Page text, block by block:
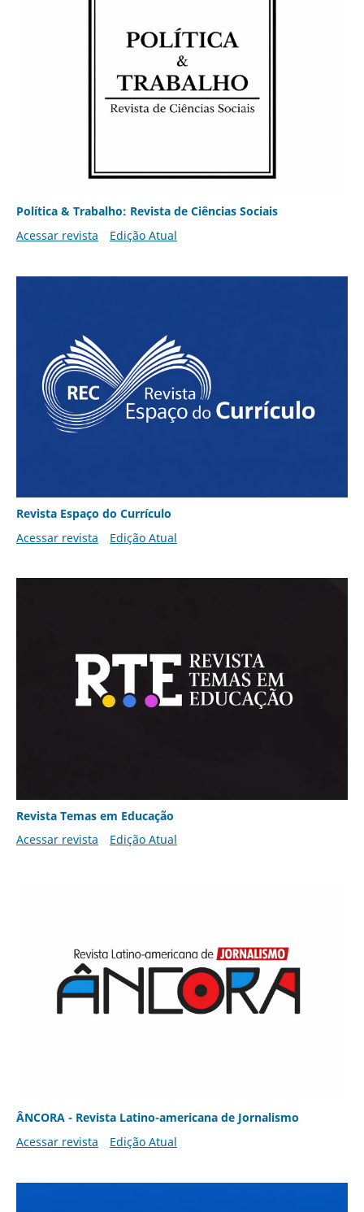
Política & Trabalho: Revista de Ciências Sociais
Acessar revista
Edição Atual
Revista Espaço do Currículo
Acessar revista
Edição Atual
Revista Temas em Educação
Acessar revista
Edição Atual
ÂNCORA - Revista Latino-americana de Jornalismo
Acessar revista
Edição Atual